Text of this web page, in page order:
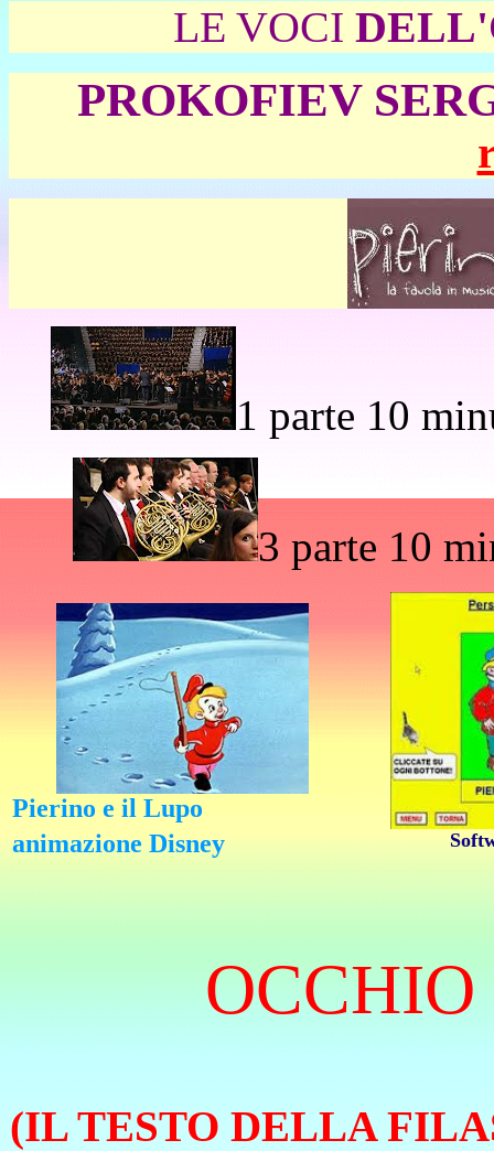
LE VOCI
PROKOFIEV
1 parte 10
3 parte 10
Pierino e il Lupo
animazione Disney
(IL TESTO DELLA